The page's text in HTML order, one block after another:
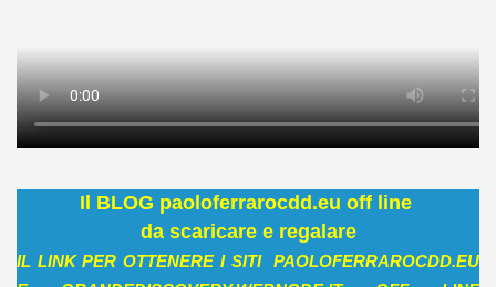
Il BLOG paoloferrarocdd.eu off line
da scaricare e regalare
IL LINK PER OTTENERE I SITI PAOLOFERRAROCDD.EU